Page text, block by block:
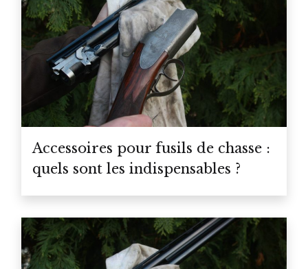
Accessoires pour fusils de chasse :
quels sont les indispensables ?